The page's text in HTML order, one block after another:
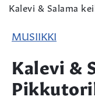
Kalevi & Salama
MUSIIKKI
Kalevi &